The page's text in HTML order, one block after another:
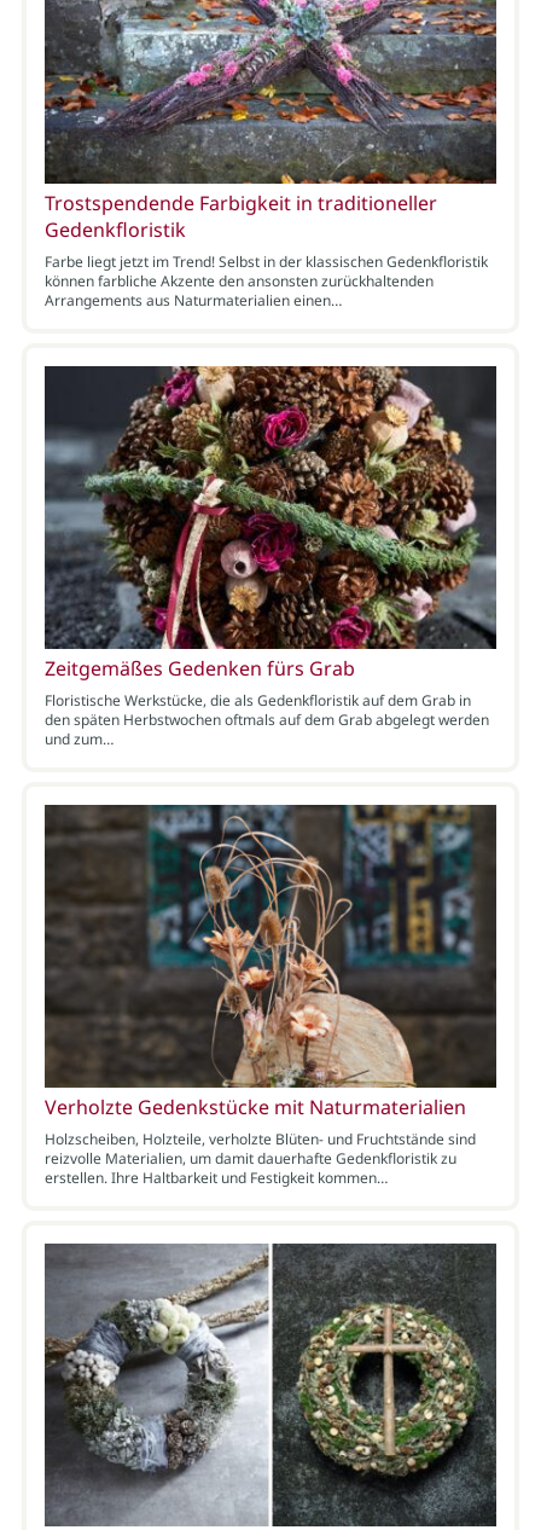
Trostspendende Farbigkeit in traditioneller
Gedenkfloristik
Farbe liegt jetzt im Trend! Selbst in der klassischen Gedenkfloristik
können farbliche Akzente den ansonsten zurückhaltenden
Arrangements aus Naturmaterialien einen…
Zeitgemäßes Gedenken fürs Grab
Floristische Werkstücke, die als Gedenkfloristik auf dem Grab in
den späten Herbstwochen oftmals auf dem Grab abgelegt werden
und zum…
Verholzte Gedenkstücke mit Naturmaterialien
Holzscheiben, Holzteile, verholzte Blüten- und Fruchtstände sind
reizvolle Materialien, um damit dauerhafte Gedenkfloristik zu
erstellen. Ihre Haltbarkeit und Festigkeit kommen…